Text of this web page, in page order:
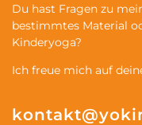
Du hast Fragen zu
bestimmtes Material
Kinderyoga?
Ich freue mich auf